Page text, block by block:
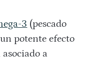
3 (pescado
potente efecto
a